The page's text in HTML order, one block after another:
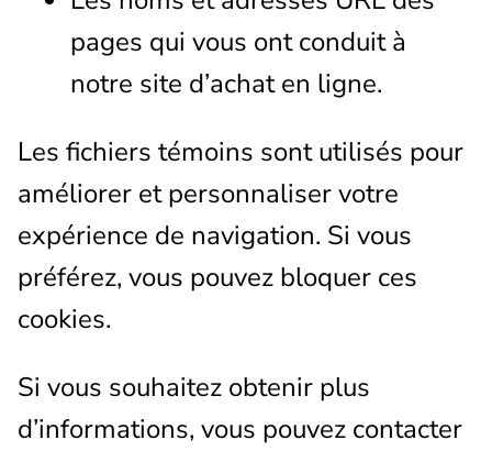
pages qui vous ont conduit à
notre site d’achat en ligne.
Les fichiers témoins sont utilisés pour
améliorer et personnaliser votre
expérience de navigation. Si vous
préférez, vous pouvez bloquer ces
cookies.
Si vous souhaitez obtenir plus
d’informations, vous pouvez contacter